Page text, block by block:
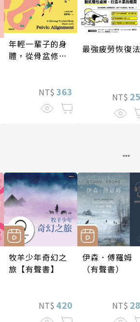
年輕一輩子的身
體，從骨盆修復
動」，遠離小腹
凸出、肩頸僵
硬、慢性疼痛
NT$ 363
最強疲勞恢復法
NT$
牧羊少年奇幻之
旅【有聲書】
NT$ 420
伊森．傅羅姆
（有聲書）
NT$